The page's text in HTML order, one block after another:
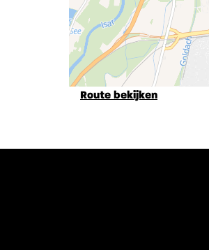
Route bekijken